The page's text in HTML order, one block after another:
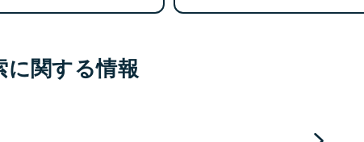
に関する情報